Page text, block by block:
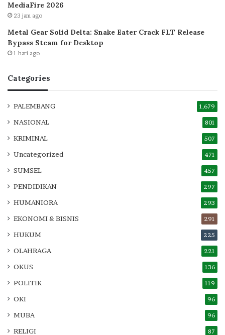
MediaFire 2026
23 jam ago
Metal Gear Solid Delta: Snake Eater Crack FLT Release
Bypass Steam for Desktop
1 hari ago
Categories
PALEMBANG 1,679
NASIONAL 801
KRIMINAL 507
Uncategorized 471
SUMSEL 457
PENDIDIKAN 297
HUMANIORA 293
EKONOMI & BISNIS 291
HUKUM 225
OLAHRAGA 221
OKUS 136
POLITIK 119
OKI 96
MUBA 96
RELIGI 87